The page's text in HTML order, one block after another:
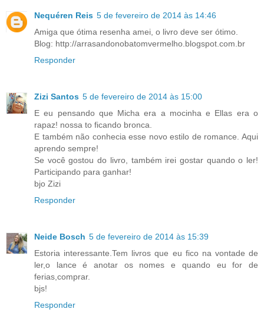
Nequéren Reis 5 de fevereiro de 2014 às 14:46
Amiga que ótima resenha amei, o livro deve ser ótimo.
Blog: http://arrasandonobatomvermelho.blogspot.com.br
Responder
Zizi Santos 5 de fevereiro de 2014 às 15:00
E eu pensando que Micha era a mocinha e Ellas era o
rapaz! nossa to ficando bronca.
E também não conhecia esse novo estilo de romance. Aqui
aprendo sempre!
Se você gostou do livro, também irei gostar quando o ler!
Participando para ganhar!
bjo Zizi
Responder
Neide Bosch 5 de fevereiro de 2014 às 15:39
Estoria interessante.Tem livros que eu fico na vontade de
ler,o lance é anotar os nomes e quando eu for de
ferias,comprar.
bjs!
Responder